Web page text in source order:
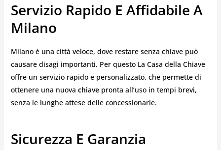
Servizio Rapido E Affidabile A
Milano
Milano è una città veloce, dove restare senza chiave può
causare disagi importanti. Per questo La Casa della Chiave
offre un servizio rapido e personalizzato, che permette di
ottenere una nuova chiavepronta all’uso in tempi brevi,
senza le lunghe attese delle concessionarie.
Sicurezza E Garanzia